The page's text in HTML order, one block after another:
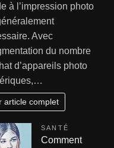
à l’impression photo
Avec
du nombre
d’appareils photo
article complet
SANTÉ
Comment